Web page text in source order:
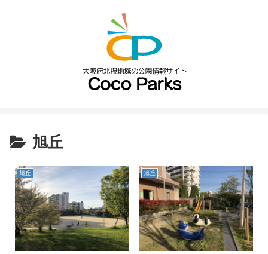
旭丘
旭丘 旭丘